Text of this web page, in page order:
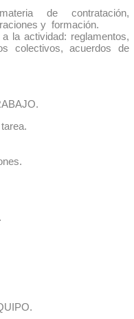
de contratación,
y formación.
la actividad: reglamentos,
colectivos, acuerdos de